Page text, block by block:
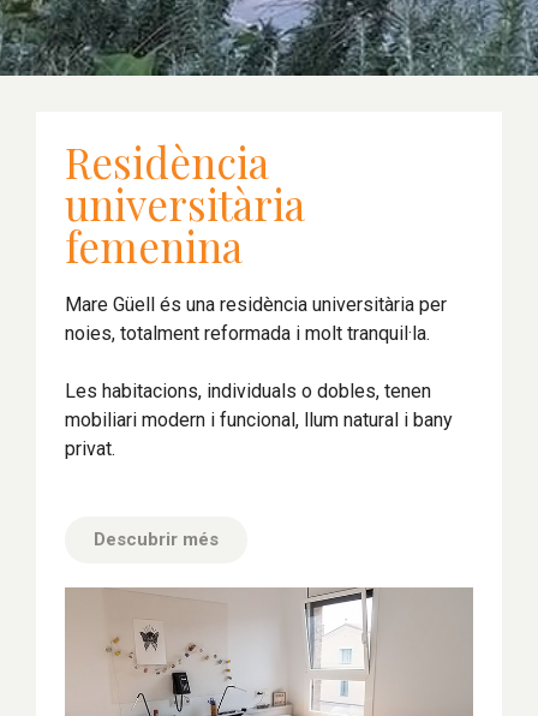
Residència
universitària
femenina
Mare Güell és una residència universitària per
noies, totalment reformada i molt tranquil·la.
Les habitacions, individuals o dobles, tenen
mobiliari modern i funcional, llum natural i bany
privat.
Descubrir més